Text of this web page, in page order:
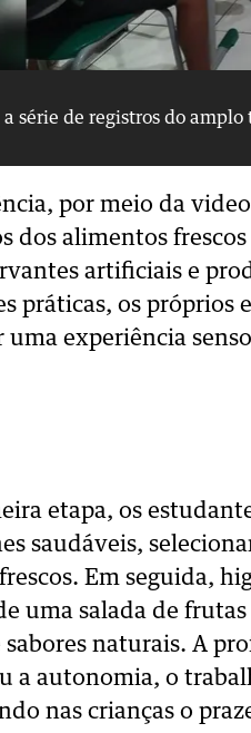
a série de registros do
por meio da
dos alimentos
artificiais e
práticas, os próprios
uma experiência
etapa, os
saudáveis,
Em seguida,
uma salada de
sabores naturais. A
a autonomia, o
nas crianças o